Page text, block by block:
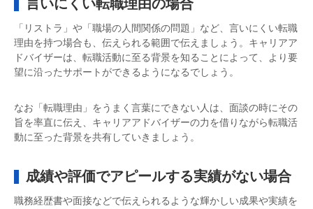
言いにくい転職理由の場合
「リストラ」や「職場の人間関係の問題」など、言いにくい転職
理由を持つ場合も、伝えられる範囲で伝えましょう。キャリアア
ドバイザーは、転職活動に至る背景を知ることによって、より要
望に沿ったサポートができるようになるでしょう。
なお「転職理由」をうまく言葉にできない人は、面談の時にその
旨を率直に伝え、キャリアアドバイザーの力を借りながら転職活
動に至った背景を共有していきましょう。
成績や評価でアピールする実績がない場合
職務経歴書や面接などで伝えられるような輝かしい成果や実績を